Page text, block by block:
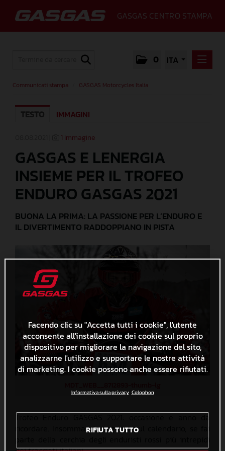
GASGAS CENTRO STAMPA
0 ITA
MEDIA
GASGAS
CONTATTI
Communicati stampa GASGAS Motorcycles Italia
TESTO IMMAGINI
1 Immagine
GASGAS E LENERGIA
INSIEME PER IL TROFEO
ENDURO GASGAS 2021
BUONA LA PRIMA: LA PASSIONE PER L’ENDURO E
IL DIVERTIMENTO RADDOPPIANO IN PISTA
ricordare. Insomma, da segnare sul calendario, se fai
Facendo clic su "Accetta tutti i cookie", l'utente
acconsente all'installazione dei cookie sul proprio
dispositivo per migliorare la navigazione del sito,
analizzarne l'utilizzo e supportare le nostre attività
di marketing. I cookie possono anche essere rifiutati.
Informativa sulla privacy Colophon
RIFIUTA TUTTO